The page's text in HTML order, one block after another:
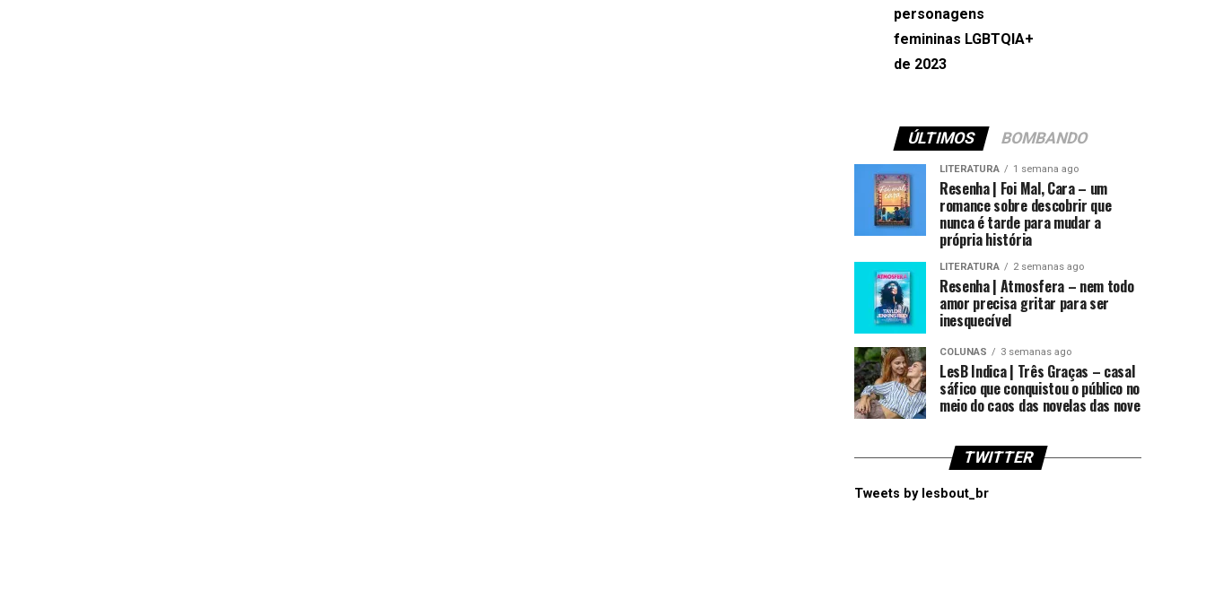
personagens
femininas LGBTQIA+
de 2023
ÚLTIMOS BOMBANDO
LITERATURA 1 semana ago
Resenha | Foi Mal, Cara – um
romance sobre descobrir que
nunca é tarde para mudar a
própria história
LITERATURA 2 semanas ago
Resenha | Atmosfera – nem todo
amor precisa gritar para ser
inesquecível
COLUNAS 3 semanas ago
LesB Indica | Três Graças – casal
sáfico que conquistou o público no
meio do caos das novelas das nove
TWITTER
Tweets by lesbout_br